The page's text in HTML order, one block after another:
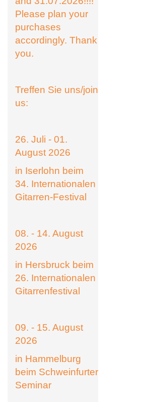
Please plan your
purchases
accordingly. Thank
you.
Treffen Sie uns/join
us:
26. Juli - 01.
August 2026
in Iserlohn beim
34. Internationalen
Gitarren-Festival
08. - 14. August
2026
in Hersbruck beim
26. Internationalen
Gitarrenfestival
09. - 15. August
2026
in Hammelburg
beim Schweinfurter
Seminar